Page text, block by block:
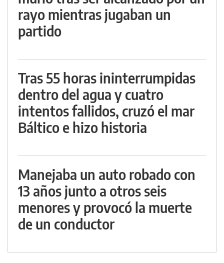
rayo mientras jugaban un
partido
Tras 55 horas ininterrumpidas
dentro del agua y cuatro
intentos fallidos, cruzó el mar
Báltico e hizo historia
Manejaba un auto robado con
13 años junto a otros seis
menores y provocó la muerte
de un conductor